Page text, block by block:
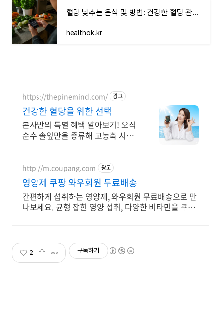
혈당 낮추는 음식 및 방법: 건강한 혈당 관리 실천법
healthok.kr
https://thepinemind.com/ 광고
건강한 혈당을 위한 선택
본사만의 특별 혜택 알아보기! 오직
순수 솔잎만을 증류해 고농축 시킨
http://m.coupang.com 광고
영양제 쿠팡 와우회원 무료배송
간편하게 섭취하는 영양제, 와우회원 무료배송으로 만
나보세요. 균형 잡힌 영양 섭취, 다양한 비타민을 쿠팡
2 구독하기